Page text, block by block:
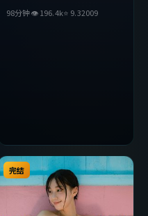
等主演。影片在叙事与视听上力
98分钟👁196.4k⭐ 9.32009
完结